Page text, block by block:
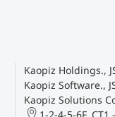
Kaopiz Holdings.,
Kaopiz Software.,
Kaopiz Solutions
1-2-4-5-6F, CT1